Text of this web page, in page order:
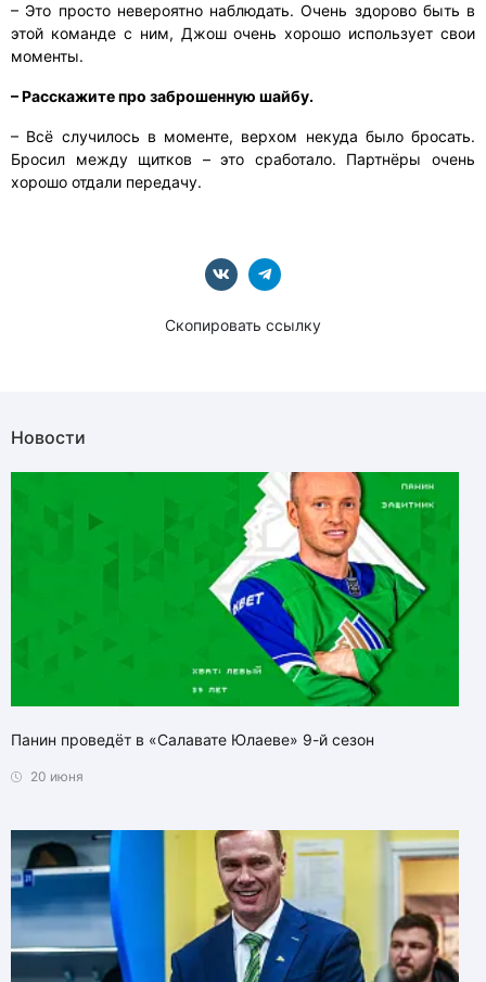
– Это просто невероятно наблюдать. Очень здорово быть в
этой команде с ним, Джош очень хорошо использует свои
моменты.
– Расскажите про заброшенную шайбу.
– Всё случилось в моменте, верхом некуда было бросать.
Бросил между щитков – это сработало. Партнёры очень
хорошо отдали передачу.
Скопировать ссылку
Новости
Панин проведёт в «Салавате Юлаеве» 9-й сезон
20 июня